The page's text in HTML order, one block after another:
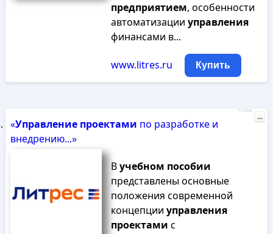
предприятием, особенности
автоматизации управления
финансами в...
www.litres.ru Купить
«Управление проектами по разработке и
внедрению...»
Вучебном пособии
представлены основные
положения современной
концепции управления
проектами с
Реклама
...